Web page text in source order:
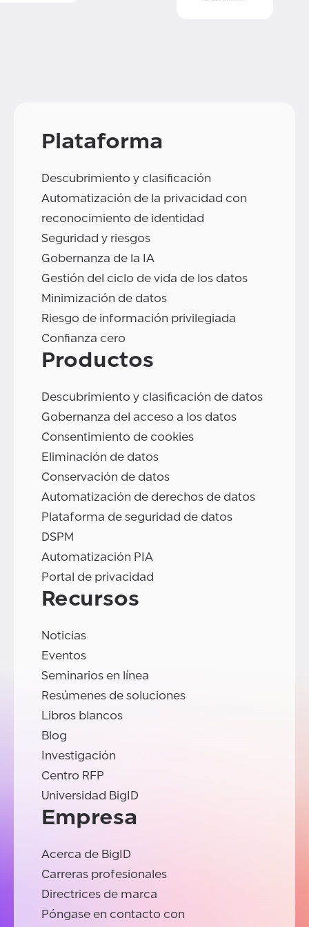
Plataforma
Descubrimiento y clasificación
Automatización de la privacidad con
reconocimiento de identidad
Seguridad y riesgos
Gobernanza de la IA
Gestión del ciclo de vida de los datos
Minimización de datos
Riesgo de información privilegiada
Confianza cero
Productos
Descubrimiento y clasificación de datos
Gobernanza del acceso a los datos
Consentimiento de cookies
Eliminación de datos
Conservación de datos
Automatización de derechos de datos
Plataforma de seguridad de datos
DSPM
Automatización PIA
Portal de privacidad
Recursos
Noticias
Eventos
Seminarios en línea
Resúmenes de soluciones
Libros blancos
Blog
Investigación
Centro RFP
Universidad BigID
Empresa
Acerca de BigID
Carreras profesionales
Directrices de marca
Póngase en contacto con